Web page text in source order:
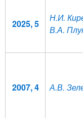
2025, 5
Н.И.
В.А.
2007, 4 А.В.